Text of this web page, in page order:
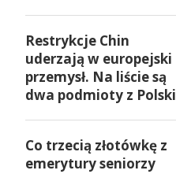
Restrykcje Chin
uderzają w europejski
przemysł. Na liście są
dwa podmioty z Polski
Co trzecią złotówkę z
emerytury seniorzy